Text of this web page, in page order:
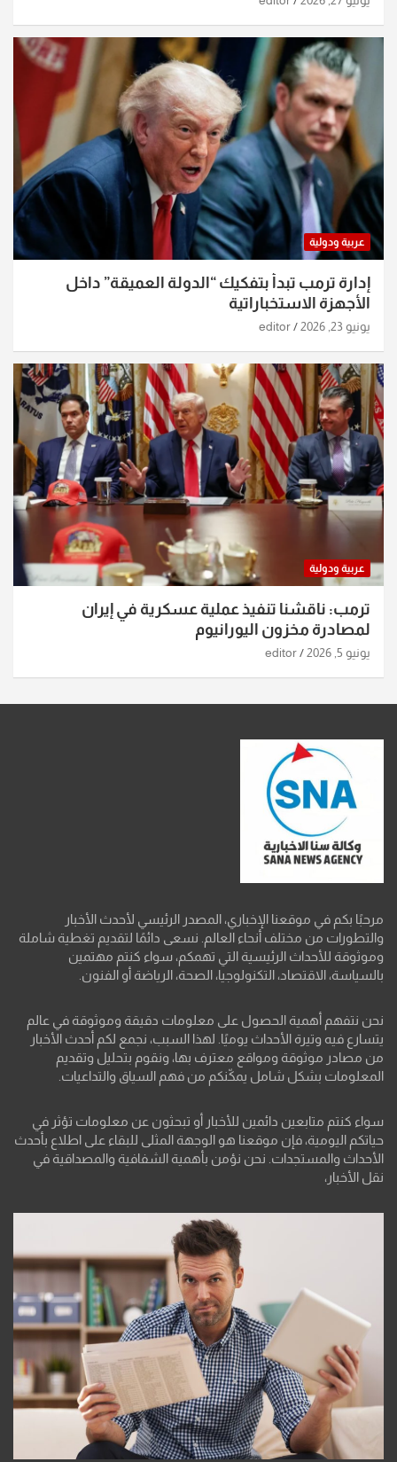
عربية ودولية
إدارة ترمب تبدأ بتفكيك “الدولة العميقة” داخل
الأجهزة الاستخباراتية
يونيو 23, 2026 editor
عربية ودولية
ترمب: ناقشنا تنفيذ عملية عسكرية في إيران
لمصادرة مخزون اليورانيوم
يونيو 5, 2026 editor
مرحبًا بكم في موقعنا الإخباري، المصدر الرئيسي لأحدث الأخبار
والتطورات من مختلف أنحاء العالم. نسعى دائمًا لتقديم تغطية شاملة
وموثوقة للأحداث الرئيسية التي تهمكم، سواء كنتم مهتمين
بالسياسة، الاقتصاد، التكنولوجيا، الصحة، الرياضة أو الفنون.
نحن نتفهم أهمية الحصول على معلومات دقيقة وموثوقة في عالم
يتسارع فيه وتيرة الأحداث يوميًا. لهذا السبب، نجمع لكم أحدث الأخبار
من مصادر موثوقة ومواقع معترف بها، ونقوم بتحليل وتقديم
المعلومات بشكل شامل يمكّنكم من فهم السياق والتداعيات.
سواء كنتم متابعين دائمين للأخبار أو تبحثون عن معلومات تؤثر في
حياتكم اليومية، فإن موقعنا هو الوجهة المثلى للبقاء على اطلاع بأحدث
الأحداث والمستجدات. نحن نؤمن بأهمية الشفافية والمصداقية في
نقل الأخبار،